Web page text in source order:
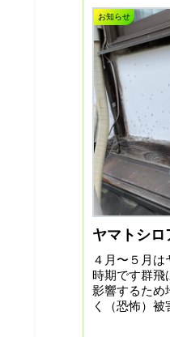
お知らせ
ヤマトシロ
４月〜５月
時期です群飛
影響するため
く（恐怖）
十数件かか